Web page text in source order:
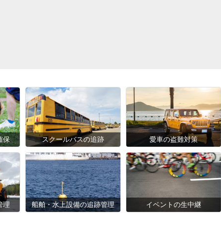
保 スクールバスの追跡 愛車の盗難対策
理 船舶・水上設備の追跡管理 イベントの生中継